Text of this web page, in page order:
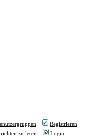
Registrieren
zu lesen Login